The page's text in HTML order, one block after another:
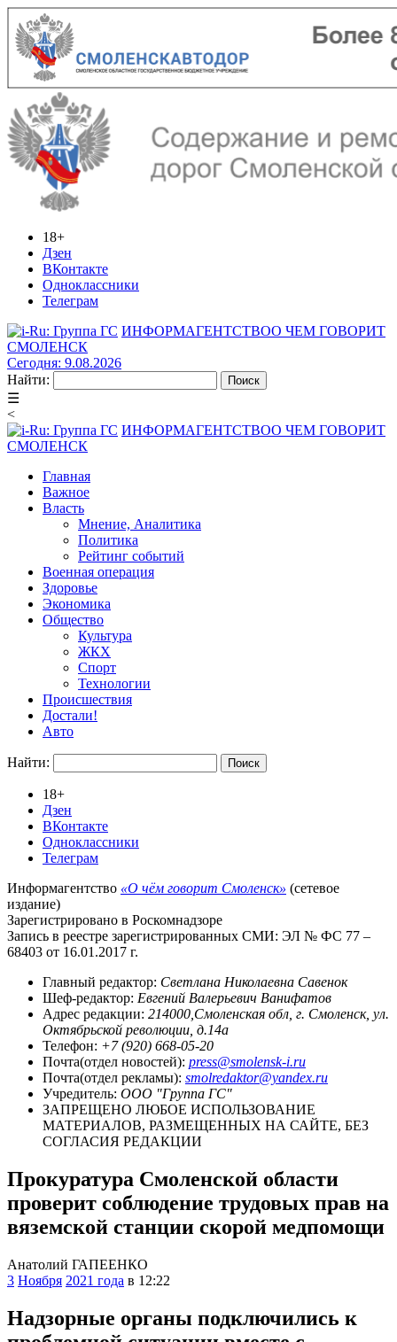
18+
Дзен
ВКонтакте
Одноклассники
Телеграм
ИНФОРМАГЕНТСТВОО ЧЕМ ГОВОРИТ
СМОЛЕНСК
Сегодня: 9.08.2026
Найти:
☰
<
ИНФОРМАГЕНТСТВОО ЧЕМ ГОВОРИТ
СМОЛЕНСК
Главная
Важное
Власть
Мнение, Аналитика
Политика
Рейтинг событий
Военная операция
Здоровье
Экономика
Общество
Культура
ЖКХ
Спорт
Технологии
Происшествия
Достали!
Авто
Найти:
18+
Дзен
ВКонтакте
Одноклассники
Телеграм
Информагентство «О чём говорит Смоленск» (сетевое
издание)
Зарегистрировано в Роскомнадзоре
Запись в реестре зарегистрированных СМИ: ЭЛ № ФС 77 –
68403 от 16.01.2017 г.
Главный редактор: Светлана Николаевна Савенок
Шеф-редактор: Евгений Валерьевич Ванифатов
Адрес редакции: 214000,Смоленская обл, г. Смоленск, ул.
Октябрьской революции, д.14а
Телефон: +7 (920) 668-05-20
Почта(отдел новостей): press@smolensk-i.ru
Почта(отдел рекламы): smolredaktor@yandex.ru
Учредитель: ООО "Группа ГС"
ЗАПРЕЩЕНО ЛЮБОЕ ИСПОЛЬЗОВАНИЕ
МАТЕРИАЛОВ, РАЗМЕЩЕННЫХ НА САЙТЕ, БЕЗ
СОГЛАСИЯ РЕДАКЦИИ
Прокуратура Смоленской области
проверит соблюдение трудовых прав на
вяземской станции скорой медпомощи
Анатолий ГАПЕЕНКО
3 Ноября 2021 года в 12:22
Надзорные органы подключились к